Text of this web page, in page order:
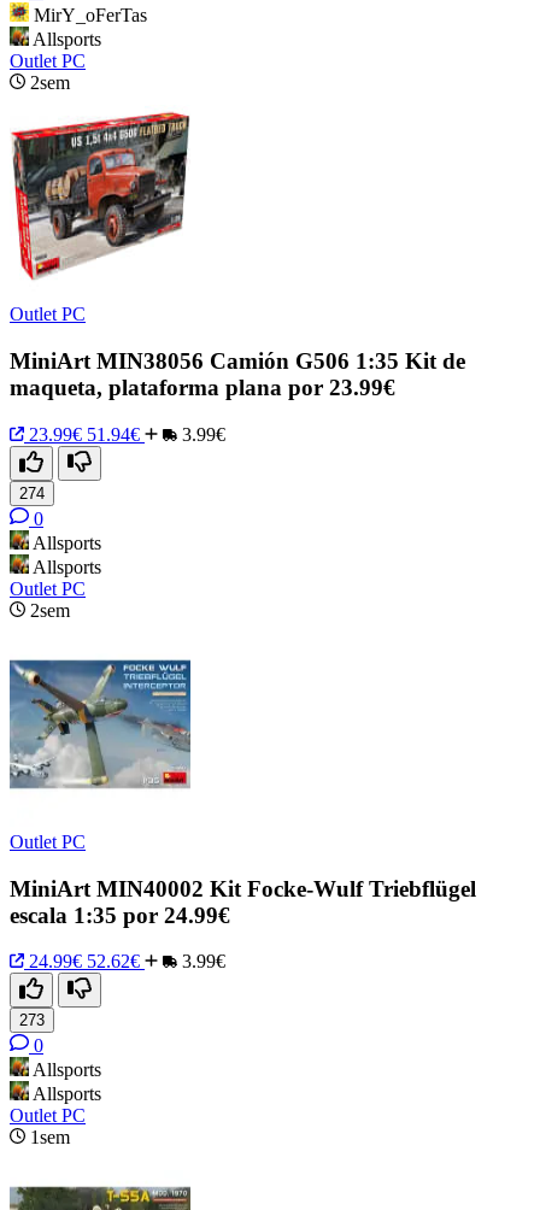
MirY_oFerTas
Allsports
Outlet PC
2sem
Outlet PC
MiniArt MIN38056 Camión G506 1:35 Kit de
maqueta, plataforma plana por 23.99€
23.99€ 51.94€ 3.99€
274
0
Allsports
Allsports
Outlet PC
2sem
Outlet PC
MiniArt MIN40002 Kit Focke-Wulf Triebflügel
escala 1:35 por 24.99€
24.99€ 52.62€ 3.99€
273
0
Allsports
Allsports
Outlet PC
1sem